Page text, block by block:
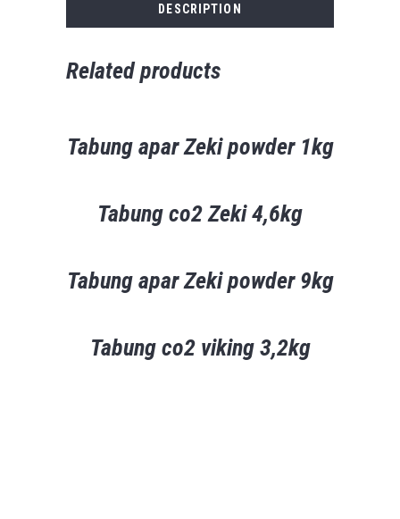
DESCRIPTION
Related products
Tabung apar Zeki powder 1kg
Tabung co2 Zeki 4,6kg
Tabung apar Zeki powder 9kg
Tabung co2 viking 3,2kg